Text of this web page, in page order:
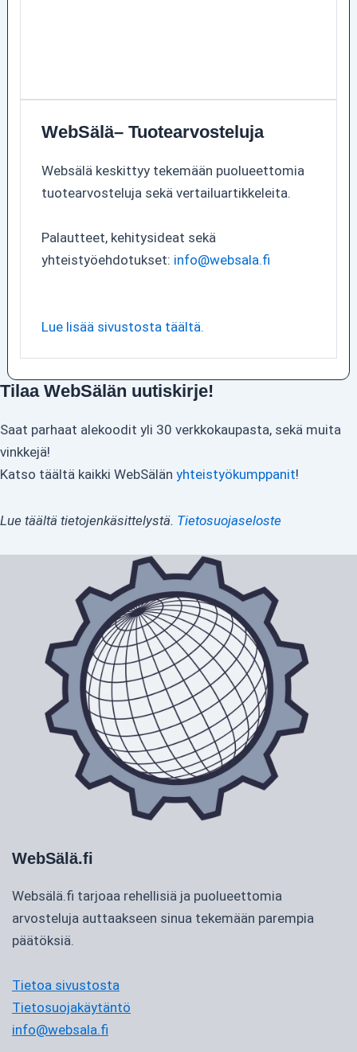
WebSälä– Tuotearvosteluja
Websälä keskittyy tekemään puolueettomia
tuotearvosteluja sekä vertailuartikkeleita.
Palautteet, kehitysideat sekä
yhteistyöehdotukset: info@websala.fi
Lue lisää sivustosta täältä.
Tilaa WebSälän uutiskirje!
Saat parhaat alekoodit yli 30 verkkokaupasta, sekä muita
vinkkejä!
Katso täältä kaikki WebSälän yhteistyökumppanit!
Lue täältä tietojenkäsittelystä. Tietosuojaseloste
WebSälä.fi
Websälä.fi tarjoaa rehellisiä ja puolueettomia
arvosteluja auttaakseen sinua tekemään parempia
päätöksiä.
Tietoa sivustosta
Tietosuojakäytäntö
info@websala.fi